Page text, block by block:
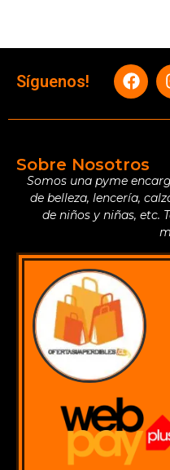
Síguenos!
Sobre Nosotros
Somos una pyme
de belleza, lencería,
de niños y niñas, etc.